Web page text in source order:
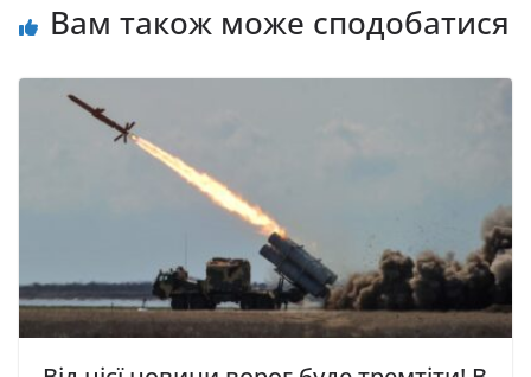
Вам також може сподобатися